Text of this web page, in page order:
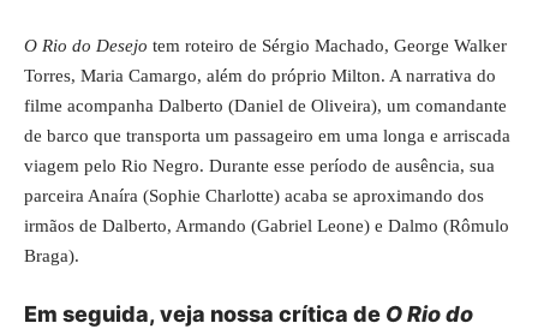
O Rio do Desejo tem roteiro de Sérgio Machado, George Walker
Torres, Maria Camargo, além do próprio Milton. A narrativa do
filme acompanha Dalberto (Daniel de Oliveira), um comandante
de barco que transporta um passageiro em uma longa e arriscada
viagem pelo Rio Negro. Durante esse período de ausência, sua
parceira Anaíra (Sophie Charlotte) acaba se aproximando dos
irmãos de Dalberto, Armando (Gabriel Leone) e Dalmo (Rômulo
Braga).
Em seguida, veja nossa crítica de O Rio do